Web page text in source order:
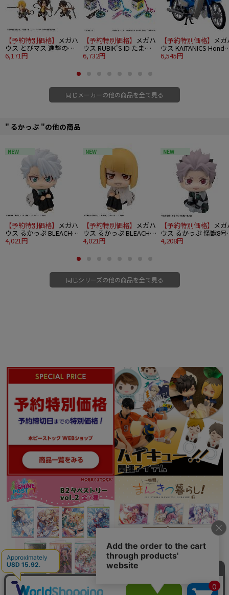
【予約特別価格】 メガハ
ウス とびマス 進撃の巨
人 6個入り1BOX
6,171円
【予約特別価格】 メガハ
ウス RUBIK'S ID たまご
っち 6個入り1BOX
6,732円
【予約特別価格】 メガ
ウス KAITANICS Honda
スーパーカブ110 グリ
6,545円
同じメーカーの他の商品を全て見る
" るかっぷ "の他の商品
NEW
【予約特別価格】 メガハ
ウス るかっぷ BLEACH
千年血戦篇 日番谷冬獅
4,021円
NEW
【予約特別価格】 メガハ
ウス るかっぷ BLEACH
千年血戦篇 平子真子
4,021円
NEW
【予約特別価格】 メガ
ウス るかっぷ 怪獣8号
鳴海弦 やるきver.
4,208円
同じシリーズの他の商品を全て見る